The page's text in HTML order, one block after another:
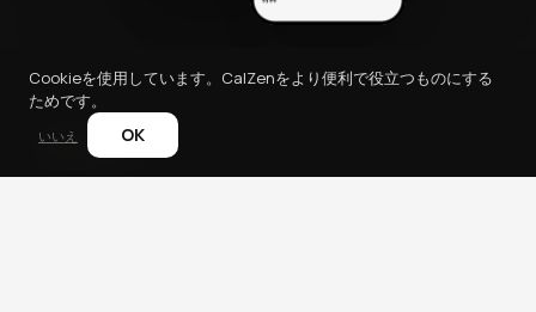
CalZen
Cookieを使用しています。CalZenをより便利で役立つものにする
ためです。
いいえ OK